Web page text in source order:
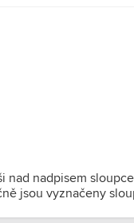
nad nadpisem
jsou vyznačeny